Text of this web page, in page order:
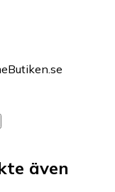
även